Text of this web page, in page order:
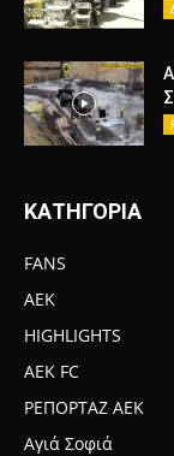
ΚΑΤΗΓΟΡΙΑ
FANS
AEK
HIGHLIGHTS
AEK FC
ΡΕΠΟΡΤΑΖ ΑΕΚ
Αγιά Σοφιά